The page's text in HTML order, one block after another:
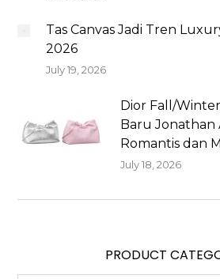
Tas Canvas Jadi Tren
2026
July 19, 2026
Dior Fall/
Baru Jonathan
Romantis dan
July 18, 2026
PRODUCT